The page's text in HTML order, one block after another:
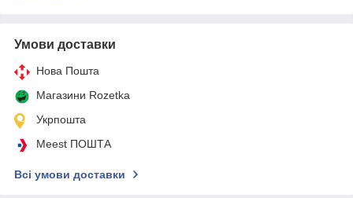
Умови доставки
Нова Пошта
Магазини Rozetka
Укрпошта
Meest ПОШТА
Всі умови доставки